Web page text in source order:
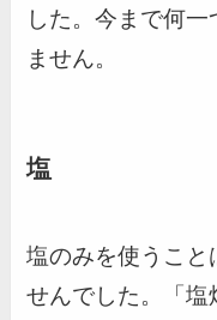
した。今まで何
ません。
塩
塩のみを使うこと
せんでした。「塩